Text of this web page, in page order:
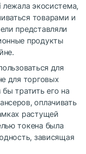
лежала экосистема,
товарами и
представляли
продукты
для
для торговых
тратить его на
оплачивать
растущей
токена была
зависящая